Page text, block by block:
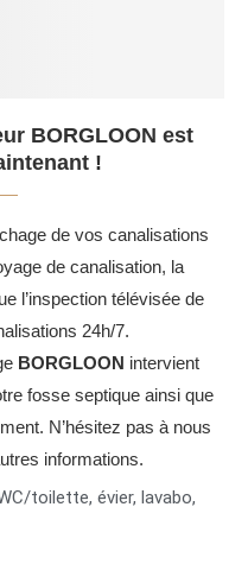
BORGLOON est
!
de vos canalisations
de canalisation, la
l’inspection télévisée de
24h/7.
BORGLOON intervient
fosse septique ainsi que
N’hésitez pas à nous
informations.
toilette, évier, lavabo,